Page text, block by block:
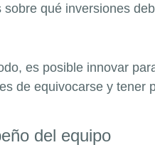
sobre qué inversiones
es posible innovar
de equivocarse y tener
del equipo